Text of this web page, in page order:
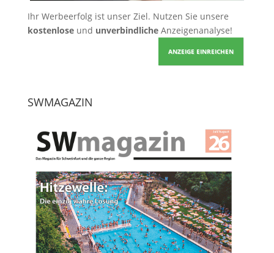
Ihr Werbeerfolg ist unser Ziel. Nutzen Sie unsere
kostenloseund unverbindlicheAnzeigenanalyse!
ANZEIGE EINREICHEN
SWMAGAZIN